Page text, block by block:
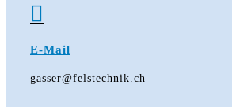

E-Mail
gasser@felstechnik.ch